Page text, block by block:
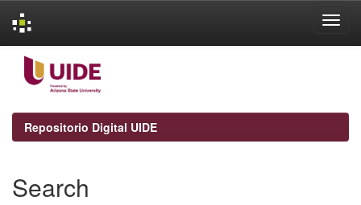
navigation
Repositorio Digital UIDE
Search